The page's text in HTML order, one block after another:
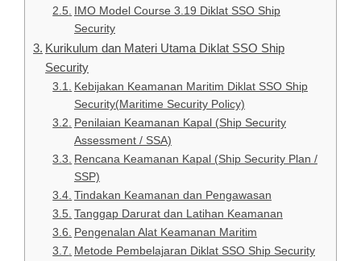
IMO Model Course 3.19 Diklat SSO Ship
Security
Kurikulum dan Materi Utama Diklat SSO Ship
Security
Kebijakan Keamanan Maritim Diklat SSO Ship
Security(Maritime Security Policy)
Penilaian Keamanan Kapal (Ship Security
Assessment / SSA)
Rencana Keamanan Kapal (Ship Security Plan /
SSP)
Tindakan Keamanan dan Pengawasan
Tanggap Darurat dan Latihan Keamanan
Pengenalan Alat Keamanan Maritim
Metode Pembelajaran Diklat SSO Ship Security